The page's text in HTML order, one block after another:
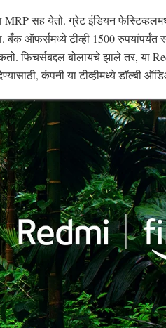
MRP सह येतो. ग्रेट इंडियन
बँक ऑफर्समध्ये टीव्ही 1500
फिचर्सबद्दल बोलायचे झाले तर, या
कंपनी या टीव्हीमध्ये डॉल्बी